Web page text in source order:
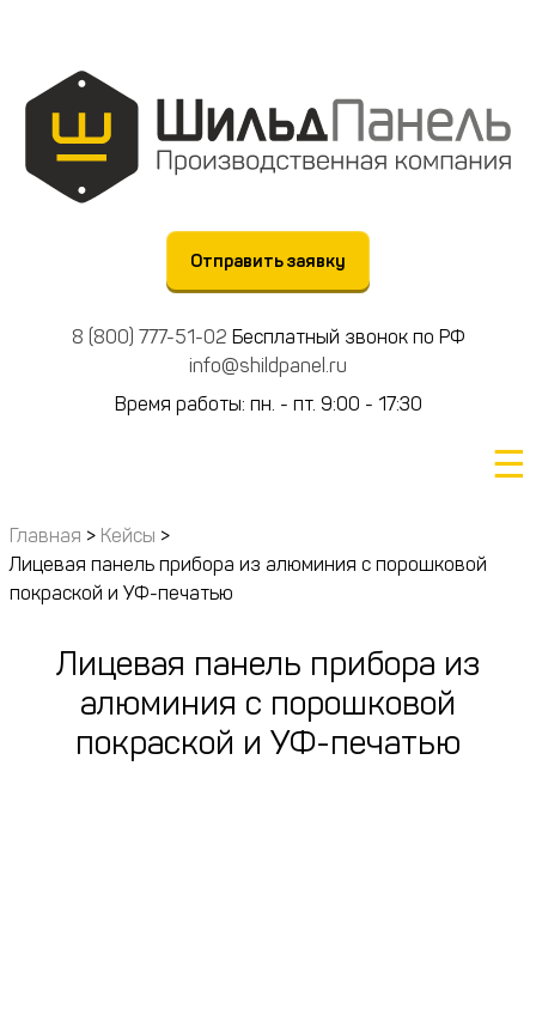
Отправить заявку
8 (800) 777-51-02 Бесплатный звонок по РФ
info@shildpanel.ru
Время работы: пн. - пт. 9:00 - 17:30
☰
Главная > Кейсы >
Лицевая панель прибора из алюминия с порошковой
покраской и УФ-печатью
Лицевая панель прибора из
алюминия с порошковой
покраской и УФ-печатью